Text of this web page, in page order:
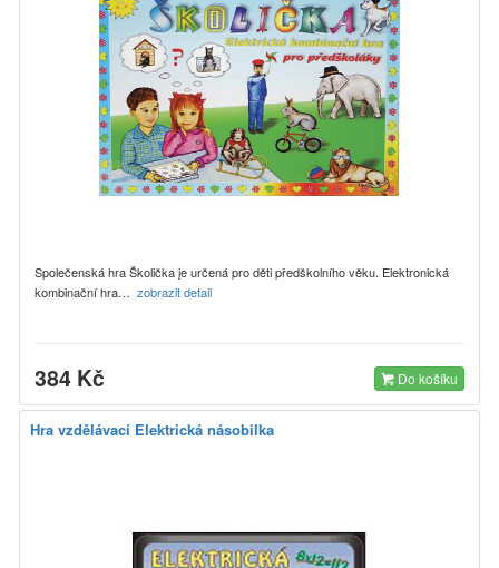
Společenská hra Školička je určená pro děti předškolního věku. Elektronická
kombinační hra… zobrazit detail
384 Kč Do košíku
Hra vzdělávací Elektrická násobilka